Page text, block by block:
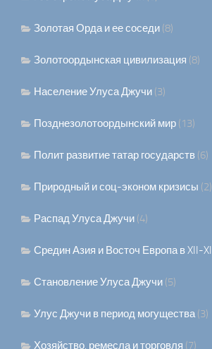
Золотая Орда и ее соседи (8)
Золотоордынская цивилизация (8)
Население Улуса Джучи (3)
Позднезолотоордынский мир (13)
Полит развитие татар государств (6)
Природный и соц-эконом кризисы (2)
Распад Улуса Джучи (4)
Средин Азия и Восточ Европа в XII-XIII
Становление Улуса Джучи (5)
Улус Джучи в период могущества(3)
Хозяйство, ремесла и торговля (7)